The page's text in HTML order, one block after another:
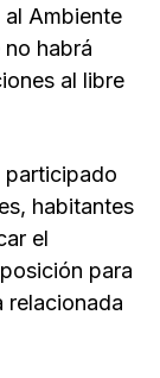
Ambiente
habrá
al libre
participado
habitantes
el
para
relacionada